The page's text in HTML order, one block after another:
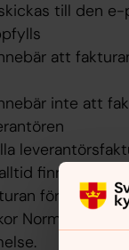
till den
att
inte att
finnas på
för
Normalt 30